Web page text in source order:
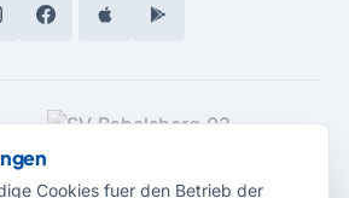
Cookies fuer den Betrieb der